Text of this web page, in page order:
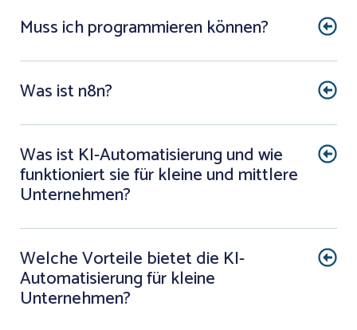
Muss ich programmieren können?
Was ist n8n?
Was ist KI-Automatisierung und wie
funktioniert sie für kleine und mittlere
Unternehmen?
Welche Vorteile bietet die KI-
Automatisierung für kleine
Unternehmen?